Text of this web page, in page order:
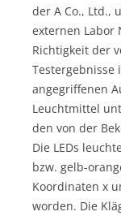
der A Co., Ltd.,
externen Labor
Richtigkeit der
Testergebnisse
angegriffenen
Leuchtmittel
den von der
Die LEDs
bzw. gelb-
Koordinaten x
worden. Die